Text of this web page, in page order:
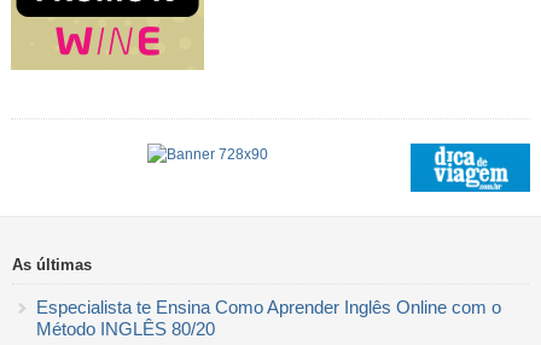
As últimas
Especialista te Ensina Como Aprender Inglês Online com o
Método INGLÊS 80/20